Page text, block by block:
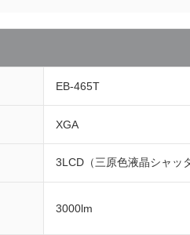
EB-465T
XGA
3LCD（三原色液晶シャッ
3000lm